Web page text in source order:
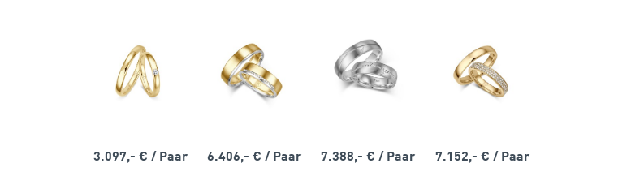
3.097,- € / Paar 6.406,- €/ Paar 7.388,- €/ Paar 7.152,- € / Paar